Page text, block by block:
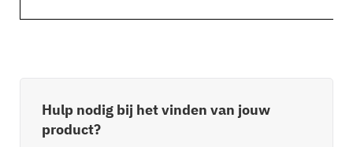
Hulp nodig bij het vinden van jouw
product?